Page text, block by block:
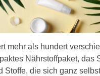
mehr als hundert
Nährstoffpaket, das
Stoffe, die sich ganz